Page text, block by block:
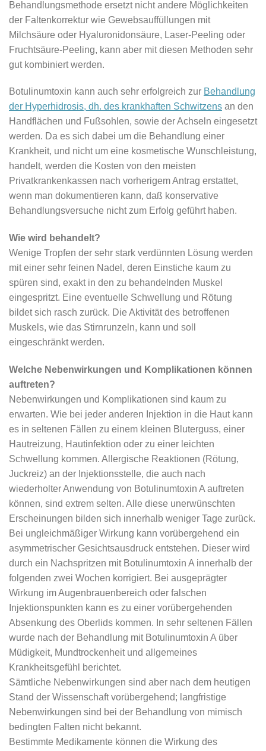
Behandlungsmethode ersetzt nicht andere Möglichkeiten
der Faltenkorrektur wie Gewebsauffüllungen mit
Milchsäure oder Hyaluronidonsäure, Laser-Peeling oder
Fruchtsäure-Peeling, kann aber mit diesen Methoden sehr
gut kombiniert werden.
Botulinumtoxin kann auch sehr erfolgreich zur Behandlung
der Hyperhidrosis, dh. des krankhaften Schwitzens an den
Handflächen und Fußsohlen, sowie der Achseln eingesetzt
werden. Da es sich dabei um die Behandlung einer
Krankheit, und nicht um eine kosmetische Wunschleistung,
handelt, werden die Kosten von den meisten
Privatkrankenkassen nach vorherigem Antrag erstattet,
wenn man dokumentieren kann, daß konservative
Behandlungsversuche nicht zum Erfolg geführt haben.
Wie wird behandelt?
Wenige Tropfen der sehr stark verdünnten Lösung werden
mit einer sehr feinen Nadel, deren Einstiche kaum zu
spüren sind, exakt in den zu behandelnden Muskel
eingespritzt. Eine eventuelle Schwellung und Rötung
bildet sich rasch zurück. Die Aktivität des betroffenen
Muskels, wie das Stirnrunzeln, kann und soll
eingeschränkt werden.
Welche Nebenwirkungen und Komplikationen können
auftreten?
Nebenwirkungen und Komplikationen sind kaum zu
erwarten. Wie bei jeder anderen Injektion in die Haut kann
es in seltenen Fällen zu einem kleinen Bluterguss, einer
Hautreizung, Hautinfektion oder zu einer leichten
Schwellung kommen. Allergische Reaktionen (Rötung,
Juckreiz) an der Injektionsstelle, die auch nach
wiederholter Anwendung von Botulinumtoxin A auftreten
können, sind extrem selten. Alle diese unerwünschten
Erscheinungen bilden sich innerhalb weniger Tage zurück.
Bei ungleichmäßiger Wirkung kann vorübergehend ein
asymmetrischer Gesichtsausdruck entstehen. Dieser wird
durch ein Nachspritzen mit Botulinumtoxin A innerhalb der
folgenden zwei Wochen korrigiert. Bei ausgeprägter
Wirkung im Augenbrauenbereich oder falschen
Injektionspunkten kann es zu einer vorübergehenden
Absenkung des Oberlids kommen. In sehr seltenen Fällen
wurde nach der Behandlung mit Botulinumtoxin A über
Müdigkeit, Mundtrockenheit und allgemeines
Krankheitsgefühl berichtet.
Sämtliche Nebenwirkungen sind aber nach dem heutigen
Stand der Wissenschaft vorübergehend; langfristige
Nebenwirkungen sind bei der Behandlung von mimisch
bedingten Falten nicht bekannt.
Bestimmte Medikamente können die Wirkung des